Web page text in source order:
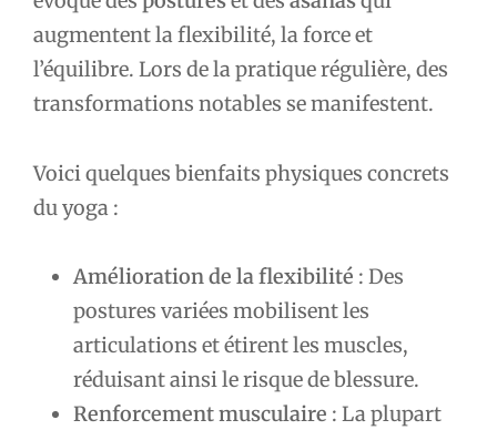
augmentent la flexibilité, la force et
l’équilibre. Lors de la pratique régulière, des
transformations notables se manifestent.
Voici quelques bienfaits physiques concrets
du yoga :
Amélioration de la flexibilité : Des
postures variées mobilisent les
articulations et étirent les muscles,
réduisant ainsi le risque de blessure.
Renforcement musculaire : La plupart